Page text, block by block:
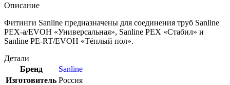
Описание
Фитинги Sanline предназначены для соединения труб Sanline
PEX-a/EVOH «Универсальная», Sanline PEX «Стабил» и
Sanline PE-RT/EVOH «Тёплый пол».
Детали
Бренд
Sanline
Изготовитель Россия